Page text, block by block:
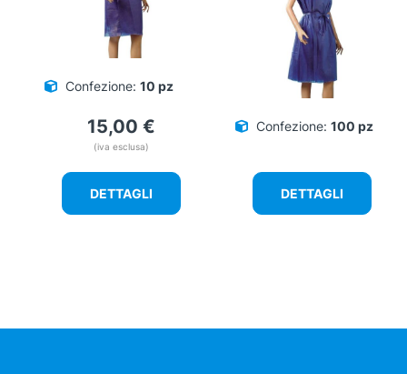
Confezione: 10 pz
15,00 €
(iva esclusa)
DETTAGLI
Confezione: 100 pz
DETTAGLI